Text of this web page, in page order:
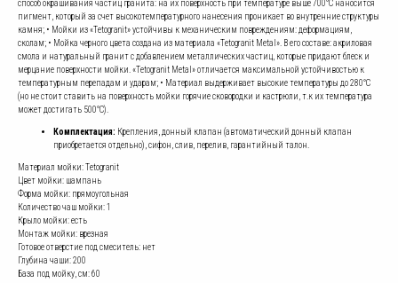
способ окрашивания частиц гранита: на их поверхность при температуре выше 700°С наносится
пигмент, который за счет высокотемпературного нанесения проникает во внутренние структуры
камня; • Мойки из «Tetogranit» устойчивы к механическим повреждениям: деформациям,
сколам; • Мойка черного цвета создана из материала «Tetogranit Metal». В его составе: акриловая
смола и натуральный гранит с добавлением металлических частиц, которые придают блеск и
мерцание поверхности мойки. «Tetogranit Metal» отличается максимальной устойчивостью к
температурным перепадам и ударам; • Материал выдерживает высокие температуры до 280°С
(но не стоит ставить на поверхность мойки горячие сковородки и кастрюли, т.к их температура
может достигать 500°С).
Комплектация: Крепления, донный клапан (автоматический донный клапан
приобретается отдельно), сифон, слив, перелив, гарантийный талон.
Материал мойки: Tetogranit
Цвет мойки: шампань
Форма мойки: прямоугольная
Количество чаш мойки: 1
Крыло мойки: есть
Монтаж мойки: врезная
Готовое отверстие под смеситель: нет
Глубина чаши: 200
База под мойку, см: 60